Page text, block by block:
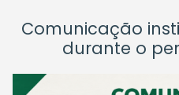
Comunicação
durante o